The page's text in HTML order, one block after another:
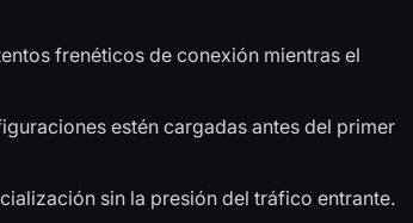
frenéticos de conexión mientras el
estén cargadas antes del primer
sin la presión del tráfico entrante.